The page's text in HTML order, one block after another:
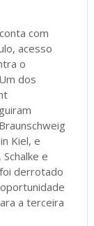
com
acesso
o
dos
Kiel, e
e
derrotado
a terceira